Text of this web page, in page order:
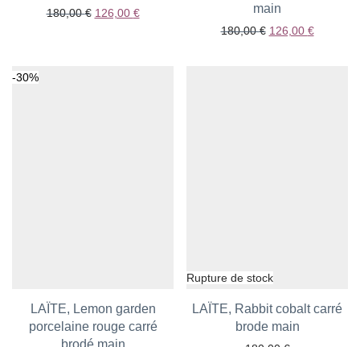
180,00€ Le prix initial était : 180,00 €.
126,00 €Le prix actuel est : 126,00 €.
main
180,00€ Le prix initial
126,00 €Le prix
Ajouter aux favoris
-30%
LAÏTE, Lemon garden
porcelaine rouge carré
Ajouter aux favoris
LAÏTE, Rabbit cobalt carré
brode main
Ajouter aux favoris